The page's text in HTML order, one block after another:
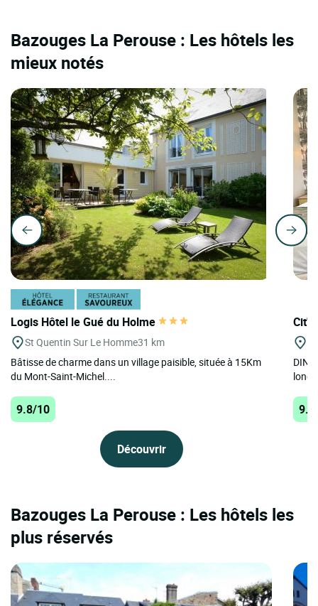
Bazouges La Perouse : Les hôtels les
mieux notés
Logis Hôtel le Gué du Holme
St Quentin Sur Le Homme31 km
Bâtisse de charme dans un village paisible, située à 15Km
du Mont-Saint-Michel....
9.8/10
Découvrir
long
Bazouges La Perouse : Les hôtels les
plus réservés